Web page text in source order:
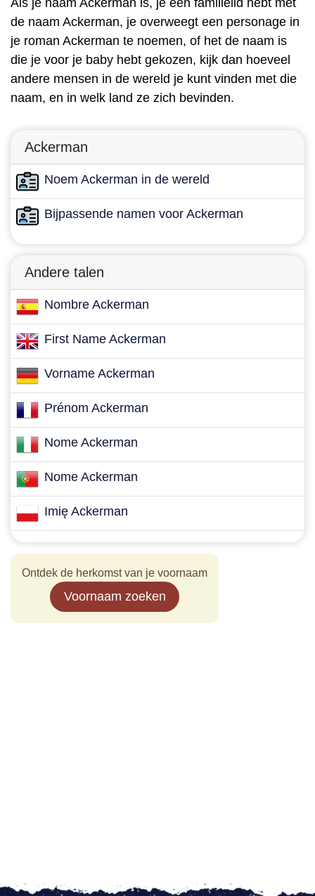
Als je naam Ackerman is, je een familielid hebt met
de naam Ackerman, je overweegt een personage in
je roman Ackerman te noemen, of het de naam is
die je voor je baby hebt gekozen, kijk dan hoeveel
andere mensen in de wereld je kunt vinden met die
naam, en in welk land ze zich bevinden.
Ackerman
Noem Ackerman in de wereld
Bijpassende namen voor Ackerman
Andere talen
Nombre Ackerman
First Name Ackerman
Vorname Ackerman
Prénom Ackerman
Nome Ackerman
Nome Ackerman
Imię Ackerman
Ontdek de herkomst van je voornaam
Voornaam zoeken